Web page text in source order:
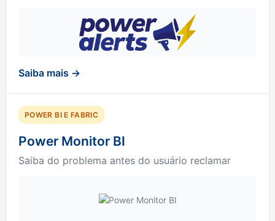
Saiba mais →
POWER BI E FABRIC
Power Monitor BI
Saiba do problema antes do usuário reclamar